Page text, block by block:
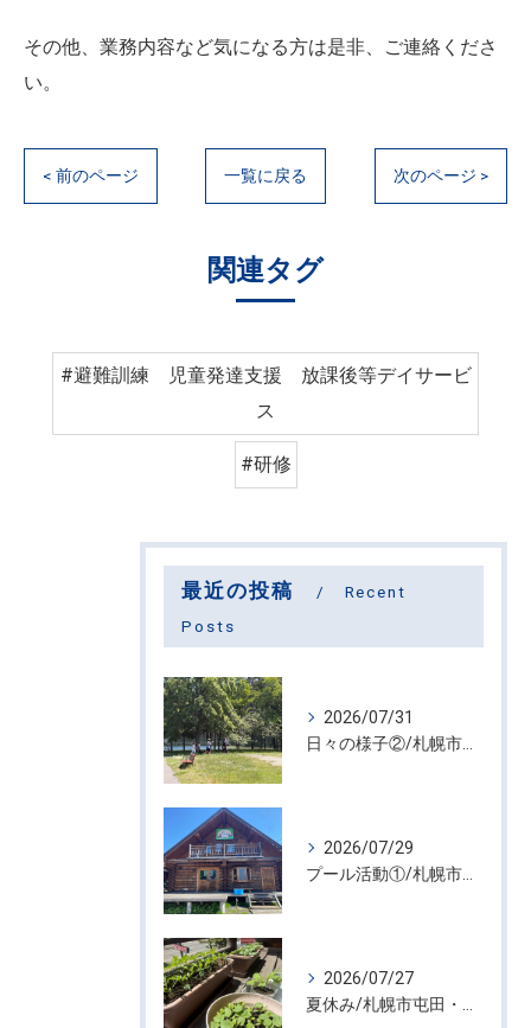
その他、業務内容など気になる方は是非、ご連絡くださ
い。
< 前のページ 一覧に戻る 次のページ >
関連タグ
#避難訓練 児童発達支援 放課後等デイサービ
ス
#研修
最近の投稿
Recent
Posts
2026/07/31
2026/07/29
2026/07/27